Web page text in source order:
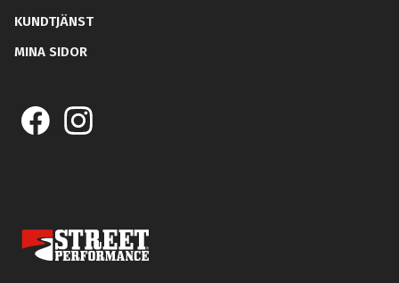
KUNDTJÄNST
MINA SIDOR